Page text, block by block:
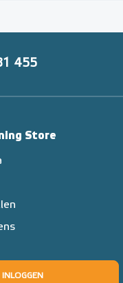
455
Store
INLOGGEN